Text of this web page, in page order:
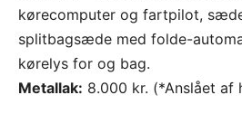
kørecomputer og fartpilot,
splitbagsæde med folde-
kørelys for og bag.
Metallak: 8.000 kr. (*Anslået af